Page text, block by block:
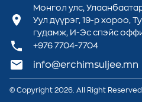
Монгол улс,
Уул дүүрэг, 19-р хороо,
гудамж, И-Эс спэйс
+976 7704-7704
info@erchimsuljee.mn
© Copyright 2026 . All Right Reserved